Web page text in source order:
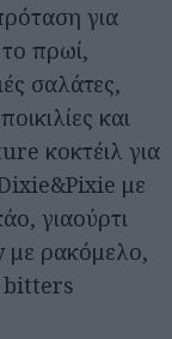
για
πρωί,
σαλάτες,
και
κοκτέιλ για
με
γιαούρτι
με ρακόμελο,
bitters